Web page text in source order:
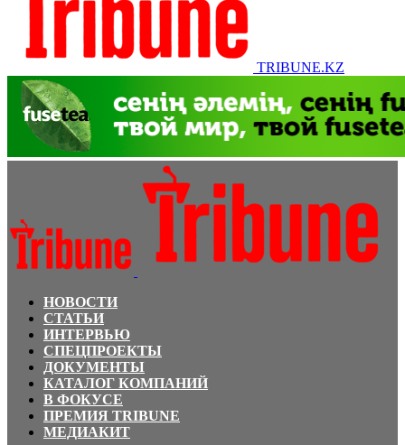
TRIBUNE.KZ
НОВОСТИ
СТАТЬИ
ИНТЕРВЬЮ
СПЕЦПРОЕКТЫ
ДОКУМЕНТЫ
КАТАЛОГ КОМПАНИЙ
В ФОКУСЕ
ПРЕМИЯ TRIBUNE
МЕДИАКИТ